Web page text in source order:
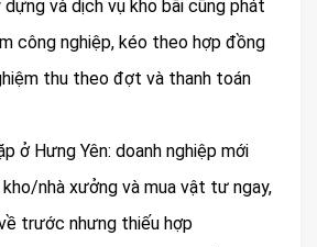
dựng và dịch vụ kho bãi cũng phát
công nghiệp, kéo theo hợp đồng
thu theo đợt và thanh toán
ở Hưng Yên: doanh nghiệp mới
nhà xưởng và mua vật tư ngay,
trước nhưng thiếu hợp